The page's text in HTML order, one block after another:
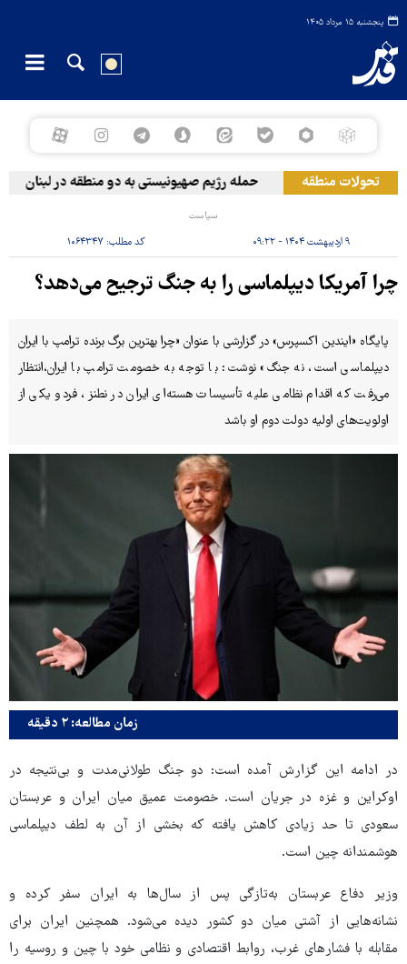
پنجشنبه ۱۵ مرداد ۱۴۰۵
تحولات منطقه حمله رژیم صهیونیستی به دو منطقه در لبنان
سیاست
۹ اردیبهشت ۱۴۰۴ - ۰۹:۲۲ کد مطلب: ۱۰۶۴۳۴۷
چرا آمریکا دیپلماسی را به جنگ ترجیح می‌دهد؟
پایگاه «ایندین اکسپرس» در گزارشی با عنوان «چرا بهترین برگ برنده ترامپ با ایران
دیپلماسی است، نه جنگ» نوشت: با توجه به خصومت ترامپ با ایران،انتظار
می‌رفت که اقدام نظامی علیه تأسیسات هسته‌ای ایران در نطنز، فردو یکی از
اولویت‌های اولیه دولت دوم او باشد
زمان مطالعه: ۲ دقیقه
در ادامه این گزارش آمده است: دو جنگ طولانی‌مدت و بی‌نتیجه در
اوکراین و غزه در جریان است. خصومت عمیق میان ایران و عربستان
سعودی تا حد زیادی کاهش یافته که بخشی از آن به لطف دیپلماسی
هوشمندانه چین است.
وزیر دفاع عربستان به‌تازگی پس از سال‌ها به ایران سفر کرده و
نشانه‌هایی از آشتی میان دو کشور دیده می‌شود. همچنین ایران برای
مقابله با فشارهای غرب، روابط اقتصادی و نظامی خود با چین و روسیه را